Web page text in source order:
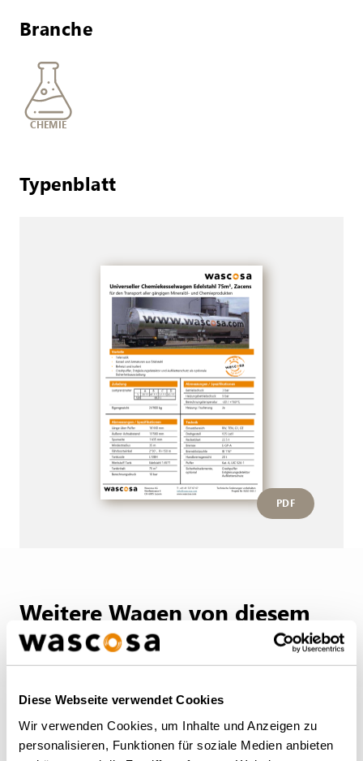
Diese Webseite verwendet Cookies
Wir verwenden Cookies, um Inhalte und Anzeigen zu
personalisieren, Funktionen für soziale Medien anbieten
Branche
CHEMIE
Typenblatt
PDF
Weitere Wagen von diesem
Typ